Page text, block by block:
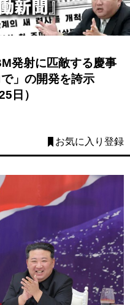
発射に匹敵する慶事
」の開発を誇示
日）
お気に入り登録